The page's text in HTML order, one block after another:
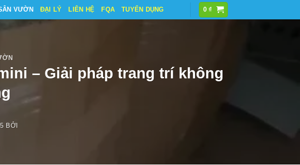
VƯỜN ĐẠI LÝ LIÊN HỆ FQA TUYỂN DỤNG 0₫
– Giải pháp trang trí không
BỞI